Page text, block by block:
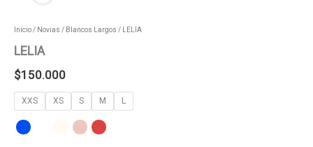
Inicio/ Novias / Blancos Largos / LELIA
LELIA
$150.000
XXS XS S M L